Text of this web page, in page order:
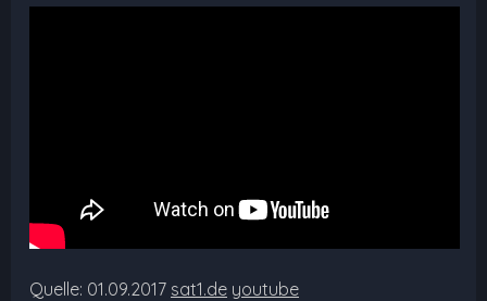
Quelle: 01.09.2017 sat1.de youtube